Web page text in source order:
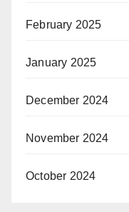
February 2025
January 2025
December 2024
November 2024
October 2024